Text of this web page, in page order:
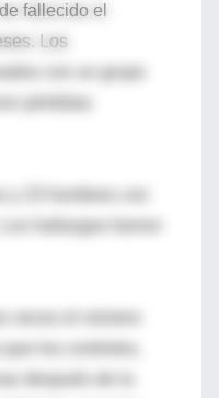
fallecido el
Los
con un grupo
hallazgos fueron
los controles,